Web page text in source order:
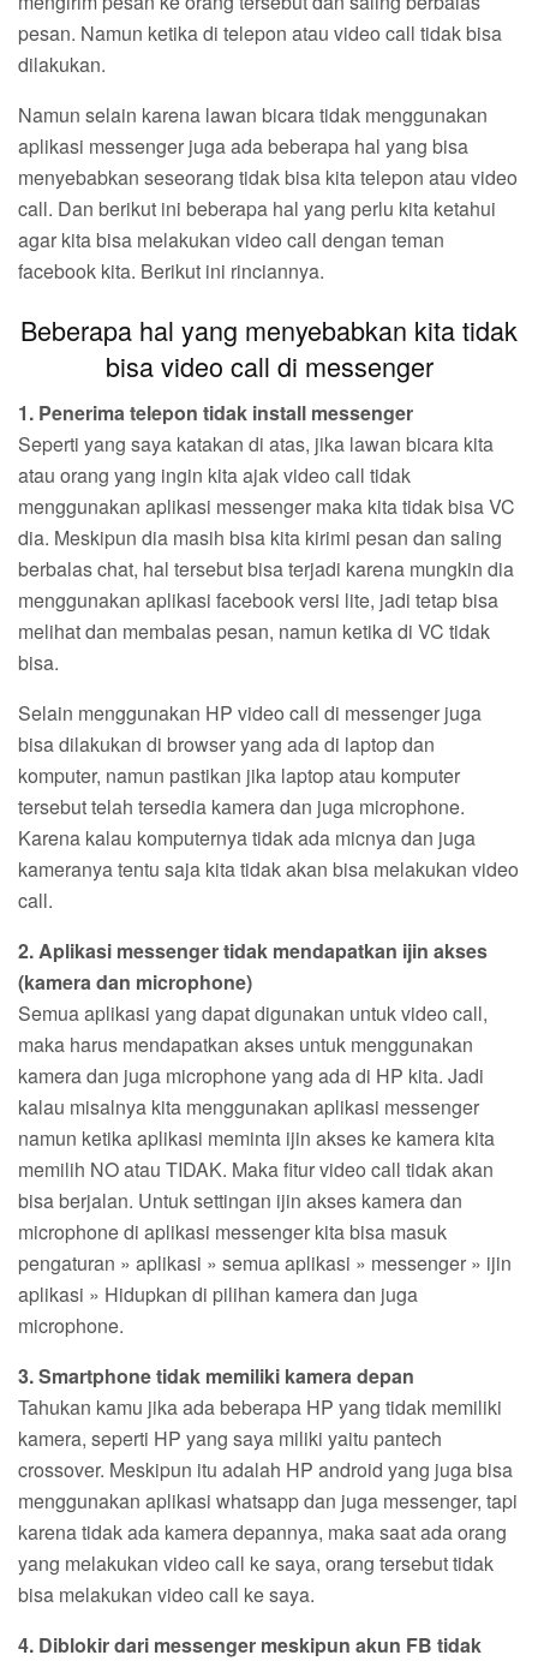
pesan. Namun ketika di telepon atau video call tidak bisa
dilakukan.
Namun selain karena lawan bicara tidak menggunakan
aplikasi messenger juga ada beberapa hal yang bisa
menyebabkan seseorang tidak bisa kita telepon atau video
call. Dan berikut ini beberapa hal yang perlu kita ketahui
agar kita bisa melakukan video call dengan teman
facebook kita. Berikut ini rinciannya.
Beberapa hal yang menyebabkan kita tidak
bisa video call di messenger
1. Penerima telepon tidak install messenger
Seperti yang saya katakan di atas, jika lawan bicara kita
atau orang yang ingin kita ajak video call tidak
menggunakan aplikasi messenger maka kita tidak bisa VC
dia. Meskipun dia masih bisa kita kirimi pesan dan saling
berbalas chat, hal tersebut bisa terjadi karena mungkin dia
menggunakan aplikasi facebook versi lite, jadi tetap bisa
melihat dan membalas pesan, namun ketika di VC tidak
bisa.
Selain menggunakan HP video call di messenger juga
bisa dilakukan di browser yang ada di laptop dan
komputer, namun pastikan jika laptop atau komputer
tersebut telah tersedia kamera dan juga microphone.
Karena kalau komputernya tidak ada micnya dan juga
kameranya tentu saja kita tidak akan bisa melakukan video
call.
2. Aplikasi messenger tidak mendapatkan ijin akses
(kamera dan microphone)
Semua aplikasi yang dapat digunakan untuk video call,
maka harus mendapatkan akses untuk menggunakan
kamera dan juga microphone yang ada di HP kita. Jadi
kalau misalnya kita menggunakan aplikasi messenger
namun ketika aplikasi meminta ijin akses ke kamera kita
memilih NO atau TIDAK. Maka fitur video call tidak akan
bisa berjalan. Untuk settingan ijin akses kamera dan
microphone di aplikasi messenger kita bisa masuk
pengaturan » aplikasi » semua aplikasi » messenger » ijin
aplikasi » Hidupkan di pilihan kamera dan juga
microphone.
3. Smartphone tidak memiliki kamera depan
Tahukan kamu jika ada beberapa HP yang tidak memiliki
kamera, seperti HP yang saya miliki yaitu pantech
crossover. Meskipun itu adalah HP android yang juga bisa
menggunakan aplikasi whatsapp dan juga messenger, tapi
karena tidak ada kamera depannya, maka saat ada orang
yang melakukan video call ke saya, orang tersebut tidak
bisa melakukan video call ke saya.
4. Diblokir dari messenger meskipun akun FB tidak